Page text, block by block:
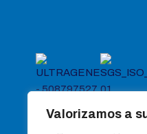
Valorizamos a